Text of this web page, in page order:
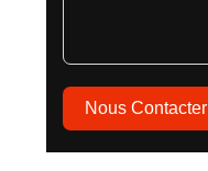
Nous Contacter